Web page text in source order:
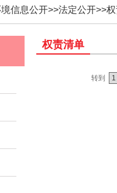
信息公开>>法定公开>>
权责清单
转到